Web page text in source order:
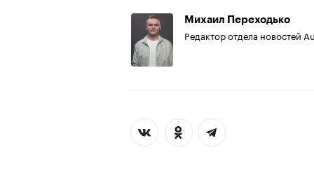
Михаил Переходько
Редактор отдела новостей